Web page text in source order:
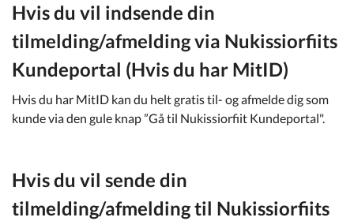
Hvis du vil indsende din
tilmelding/afmelding via Nukissiorfiits
Kundeportal (Hvis du har MitID)
Hvis du har MitID kan du helt gratis til- og afmelde dig som
kunde via den gule knap ”Gå til Nukissiorfiit Kundeportal".
Hvis du vil sende din
tilmelding/afmelding til Nukissiorfiits